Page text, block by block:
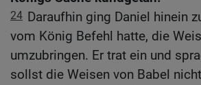
24 Daraufhin ging Daniel hinein
vom König Befehl hatte, die
umzubringen. Er trat ein und
sollst die Weisen von Babel